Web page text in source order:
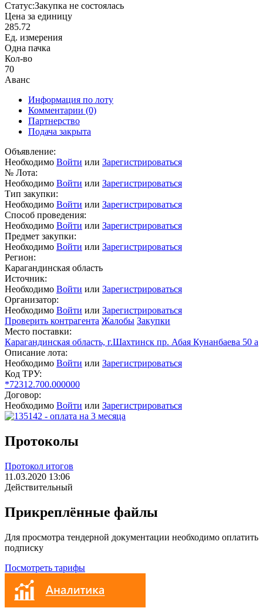
Статус:Закупка не состоялась
Цена за единицу
285.72
Ед. измерения
Одна пачка
Кол-во
70
Аванс
Информация по лоту
Комментарии (0)
Партнерство
Подача закрыта
Объявление:
Необходимо Войти или Зарегистрироваться
№ Лота:
Необходимо Войти или Зарегистрироваться
Тип закупки:
Необходимо Войти или Зарегистрироваться
Способ проведения:
Необходимо Войти или Зарегистрироваться
Предмет закупки:
Необходимо Войти или Зарегистрироваться
Регион:
Карагандинская область
Источник:
Необходимо Войти или Зарегистрироваться
Организатор:
Необходимо Войти или Зарегистрироваться
Проверить контрагента Жалобы Закупки
Место поставки:
Карагандинская область, г.Шахтинск пр. Абая Кунанбаева 50 а
Описание лота:
Необходимо Войти или Зарегистрироваться
Код ТРУ:
*72312.700.000000
Договор:
Необходимо Войти или Зарегистрироваться
Протоколы
Протокол итогов
11.03.2020 13:06
Действительный
Прикреплённые файлы
Для просмотра тендерной документации необходимо оплатить
подписку
Посмотреть тарифы